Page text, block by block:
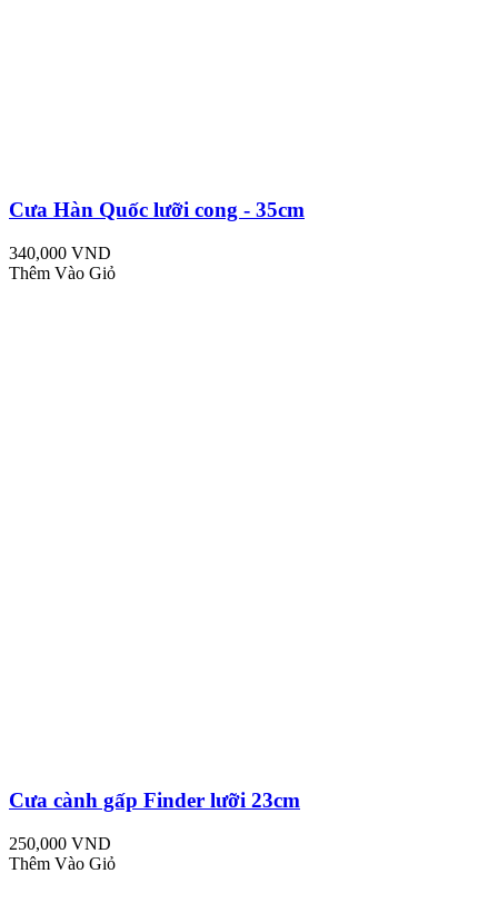
Cưa Hàn Quốc lưỡi cong - 35cm
340,000 VND
Thêm Vào Giỏ
Cưa cành gấp Finder lưỡi 23cm
250,000 VND
Thêm Vào Giỏ